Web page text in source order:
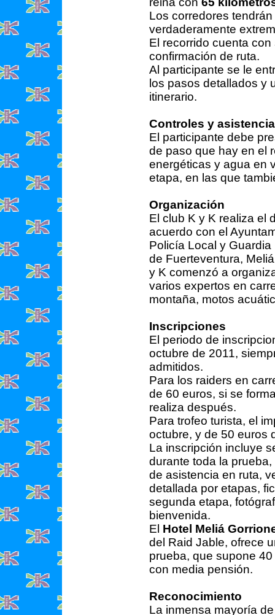
Los corredores
verdaderamente
El recorrido cuenta
confirmación de ruta.
Al participante se le
los pasos detallados y
itinerario.
Controles y asistencia
El participante debe
de paso que hay en el
energéticas y agua en
etapa, en las que
Organización
El club K y K realiza el
acuerdo con el
Policía Local y
de Fuerteventura,
y K comenzó a
varios expertos en
montaña, motos
Inscripciones
El periodo de
octubre de 2011,
admitidos.
Para los raiders en
de 60 euros, si se
realiza después.
Para trofeo turista, el
octubre, y de 50 euros
La inscripción incluye
durante toda la
de asistencia en ruta,
detallada por etapas,
segunda etapa,
bienvenida.
El Hotel Meliá
del Raid Jable, ofrece
prueba, que supone
con media pensión.
Reconocimiento
La inmensa mayoría